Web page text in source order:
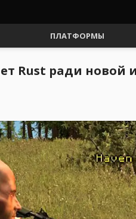
ПЛАТФОРМЫ
Rust ради новой